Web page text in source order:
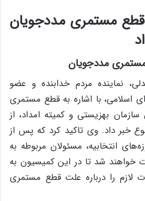
مستمری مددجویان
مددجویان
نماینده مردم خدابنده و عضو
با اشاره به قطع مستمری
بهزیستی و کمیته امداد، از
خبر داد. وی تاکید کرد که پس از
انتخابیه، مسئولان مربوطه به
شد تا در این کمیسیون به
را درباره علت قطع مستمری